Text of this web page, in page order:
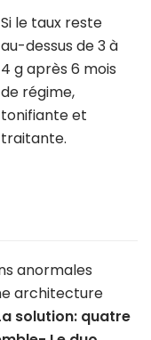
Si le taux reste
au-dessus de 3 à
4 g après 6 mois
de régime,
tonifiante et
traitante.
anormales
architecture
solution: quatre